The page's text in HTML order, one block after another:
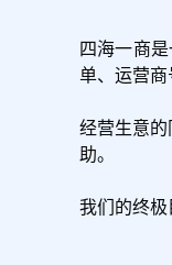
四海一商
单、运营商
经营生意
助。
我们的终